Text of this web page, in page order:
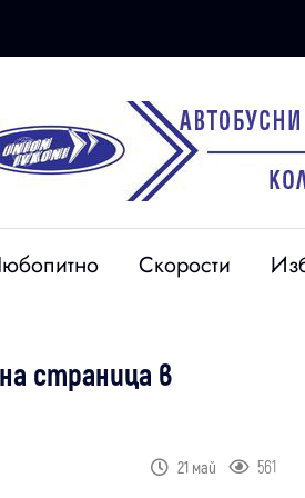
Скорости
страница в
21 май 561